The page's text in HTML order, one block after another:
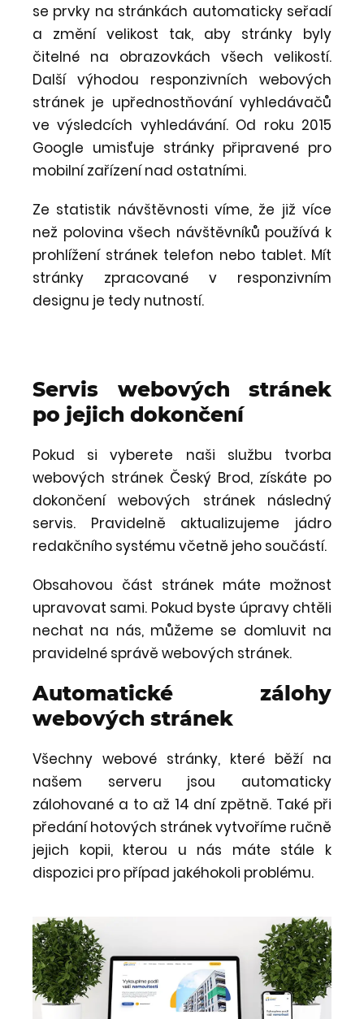
se prvky na stránkách automaticky seřadí
a změní velikost tak, aby stránky byly
čitelné na obrazovkách všech velikostí.
Další výhodou responzivních webových
stránek je upřednostňování vyhledávačů
ve výsledcích vyhledávání. Od roku 2015
Google umisťuje stránky připravené pro
mobilní zařízení nad ostatními.
Ze statistik návštěvnosti víme, že již více
než polovina všech návštěvníků používá k
prohlížení stránek telefon nebo tablet. Mít
stránky zpracované v responzivním
designu je tedy nutností.
Servis webových stránek
po jejich dokončení
Pokud si vyberete naši službu tvorba
webových stránek Český Brod, získáte po
dokončení webových stránek následný
servis. Pravidelně aktualizujeme jádro
redakčního systému včetně jeho součástí.
Obsahovou část stránek máte možnost
upravovat sami. Pokud byste úpravy chtěli
nechat na nás, můžeme se domluvit na
pravidelné správě webových stránek.
Automatické zálohy
webových stránek
Všechny webové stránky, které běží na
našem serveru jsou automaticky
zálohované a to až 14 dní zpětně. Také při
předání hotových stránek vytvoříme ručně
jejich kopii, kterou u nás máte stále k
dispozici pro případ jakéhokoli problému.